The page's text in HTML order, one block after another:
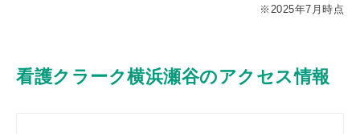
※2025年7月時点
看護クラーク横浜瀬谷のアクセス情報